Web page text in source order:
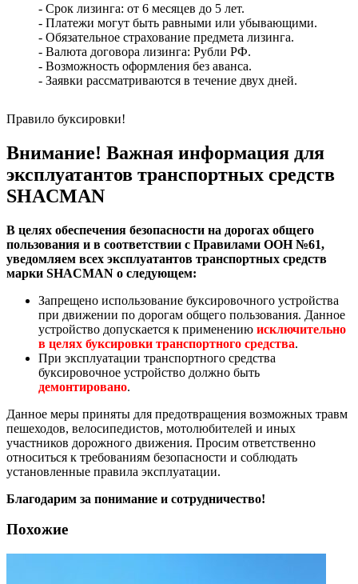
- Срок лизинга: от 6 месяцев до 5 лет.
- Платежи могут быть равными или убывающими.
- Обязательное страхование предмета лизинга.
- Валюта договора лизинга: Рубли РФ.
- Возможность оформления без аванса.
- Заявки рассматриваются в течение двух дней.
Правило буксировки!
Внимание! Важная информация для
эксплуатантов транспортных средств
SHACMAN
В целях обеспечения безопасности на дорогах общего
пользования и в соответствии с Правилами ООH №61,
уведомляем всех эксплуатантов транспортных средств
марки SHACMAN о следующем:
Запрещено использование буксировочного устройства
при движении по дорогам общего пользования. Данное
устройство допускается к применению исключительно
в целях буксировки транспортного средства.
При эксплуатации транспортного средства
буксировочное устройство должно быть
демонтировано.
Данное меры приняты для предотвращения возможных травм
пешеходов, велосипедистов, мотолюбителей и иных
участников дорожного движения. Просим ответственно
относиться к требованиям безопасности и соблюдать
установленные правила эксплуатации.
Благодарим за понимание и сотрудничество!
Похожие